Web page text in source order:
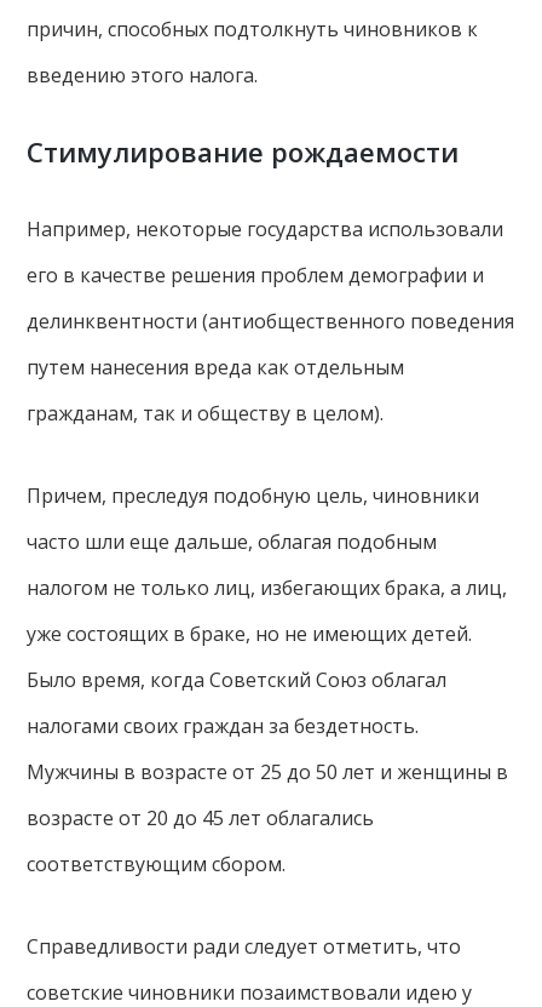
причин, способных подтолкнуть чиновников к
введению этого налога.
Стимулирование рождаемости
Например, некоторые государства использовали
его в качестве решения проблем демографии и
делинквентности (антиобщественного поведения
путем нанесения вреда как отдельным
гражданам, так и обществу в целом).
Причем, преследуя подобную цель, чиновники
часто шли еще дальше, облагая подобным
налогом не только лиц, избегающих брака, а лиц,
уже состоящих в браке, но не имеющих детей.
Было время, когда Советский Союз облагал
налогами своих граждан за бездетность.
Мужчины в возрасте от 25 до 50 лет и женщины в
возрасте от 20 до 45 лет облагались
соответствующим сбором.
Справедливости ради следует отметить, что
советские чиновники позаимствовали идею у